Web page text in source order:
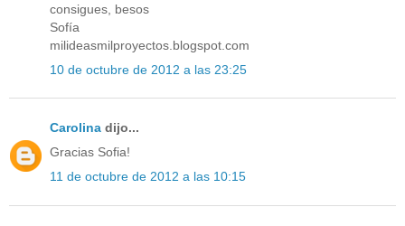
consigues, besos
Sofía
milideasmilproyectos.blogspot.com
10 de octubre de 2012 a las 23:25
Carolina dijo...
Gracias Sofia!
11 de octubre de 2012 a las 10:15